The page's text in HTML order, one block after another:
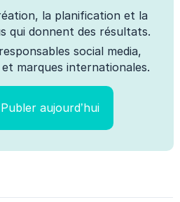
la planification et la
qui donnent des résultats.
social media,
marques internationales.
aujourd’hui